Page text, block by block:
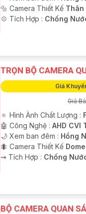
🔩 Camera Thiết Kế Thân
️💠 Tích Hợp : Chống
TRỌN BỘ CAMERA
Giá
Giá
🔅 Hình Ành Chất Lượng :
🤖️ Công Nghệ : AHD CVI
🌙 Xem ban đêm : Hồng
🐜 Camera Thiết Kế
️⇝ Tích Hợp : Chống
BỘ CAMERA QUAN